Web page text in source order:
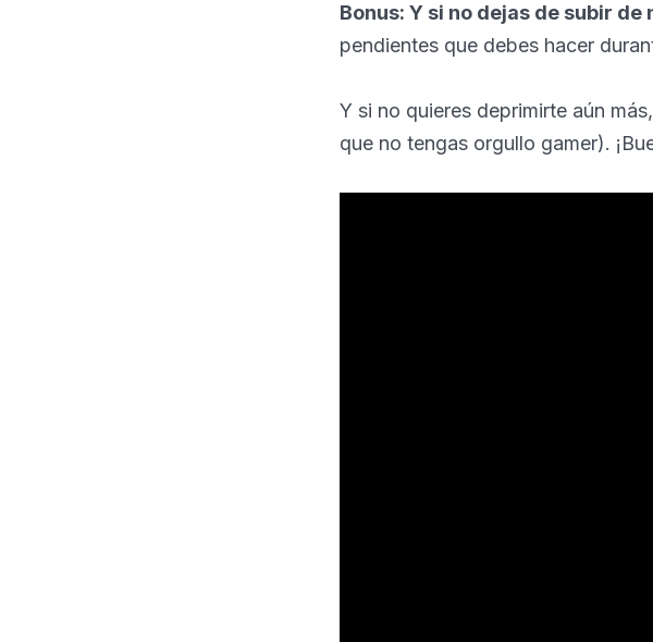
Bonus: Y si no dejas de subir de
pendientes que debes hacer
Y si no quieres deprimirte aún
que no tengas orgullo gamer).